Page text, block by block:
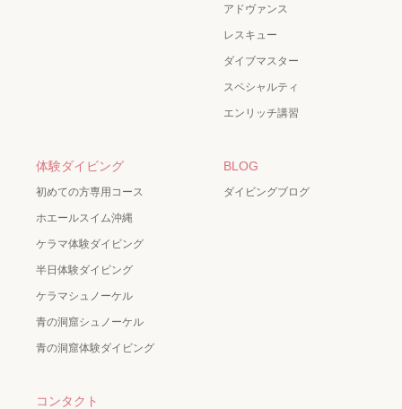
アドヴァンス
レスキュー
ダイブマスター
スペシャルティ
エンリッチ講習
体験ダイビング
初めての方専用コース
ホエールスイム沖縄
ケラマ体験ダイビング
半日体験ダイビング
ケラマシュノーケル
青の洞窟シュノーケル
青の洞窟体験ダイビング
BLOG
ダイビングブログ
コンタクト